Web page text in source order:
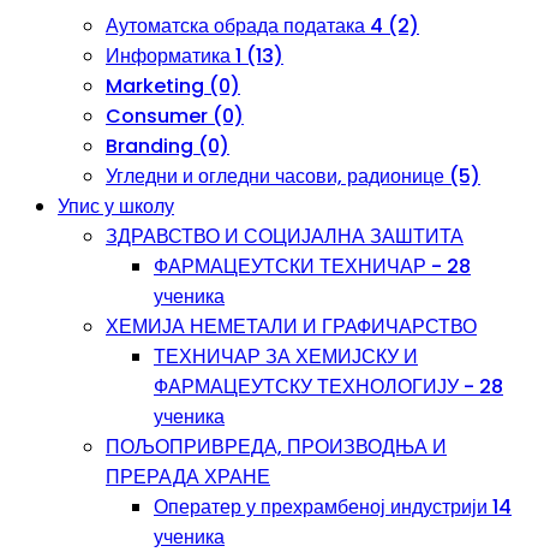
Аутоматска обрада података 4 (2)
Информатика 1 (13)
Marketing (0)
Consumer (0)
Branding (0)
Угледни и огледни часови, радионице (5)
Упис у школу
ЗДРАВСТВО И СОЦИЈАЛНА ЗАШТИТА
ФАРМАЦЕУТСКИ ТЕХНИЧАР - 28
ученика
ХЕМИЈА НЕМЕТАЛИ И ГРАФИЧАРСТВО
ТЕХНИЧАР ЗА ХЕМИЈСКУ И
ФАРМАЦЕУТСКУ ТЕХНОЛОГИЈУ - 28
ученика
ПОЉОПРИВРЕДА, ПРОИЗВОДЊА И
ПРЕРАДА ХРАНЕ
Оператер у прехрамбеној индустрији 14
ученика